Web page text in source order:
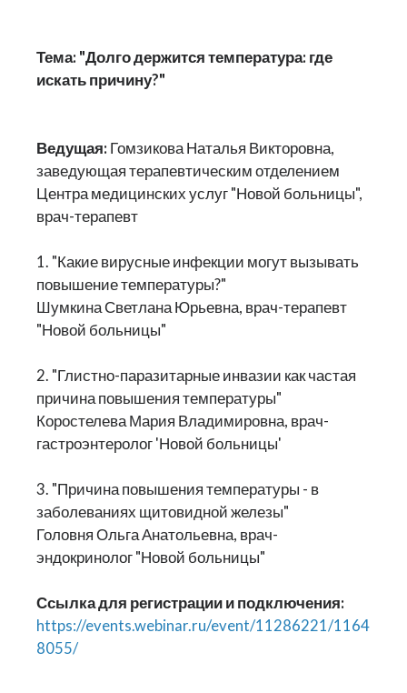
Тема: "Долго держится температура: где
искать причину?"
Ведущая: Гомзикова Наталья Викторовна,
заведующая терапевтическим отделением
Центра медицинских услуг "Новой больницы",
врач-терапевт
1. "Какие вирусные инфекции могут вызывать
повышение температуры?"
Шумкина Светлана Юрьевна, врач-терапевт
"Новой больницы"
2. "Глистно-паразитарные инвазии как частая
причина повышения температуры"
Коростелева Мария Владимировна, врач-
гастроэнтеролог 'Новой больницы'
3. "Причина повышения температуры - в
заболеваниях щитовидной железы"
Головня Ольга Анатольевна, врач-
эндокринолог "Новой больницы"
Ссылка для регистрации и подключения:
https://events.webinar.ru/event/11286221/1164
8055/